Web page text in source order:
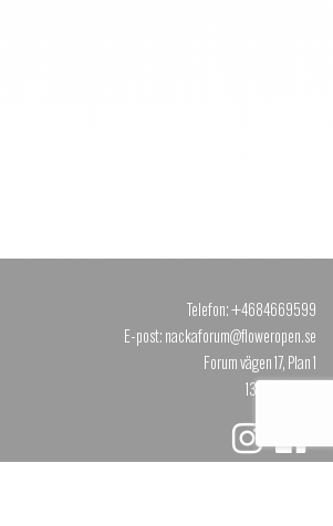
Telefon: +4684669599
E-post: nackaforum@floweropen.se
Forum vägen 17, Plan 1
131 40 NACKA